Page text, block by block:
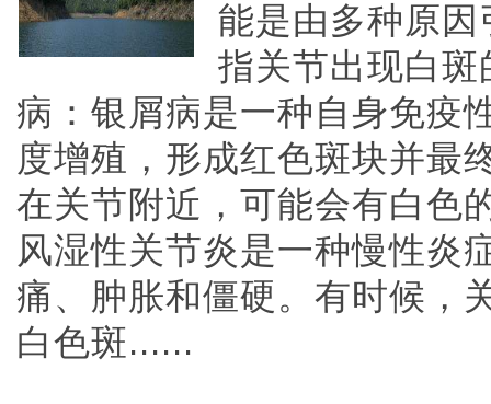
能是由多种原
指关节出现白
病：银屑病是一种自身免疫
度增殖，形成红色斑块并最
在关节附近，可能会有白色
风湿性关节炎是一种慢性炎
痛、肿胀和僵硬。有时候，
白色斑......